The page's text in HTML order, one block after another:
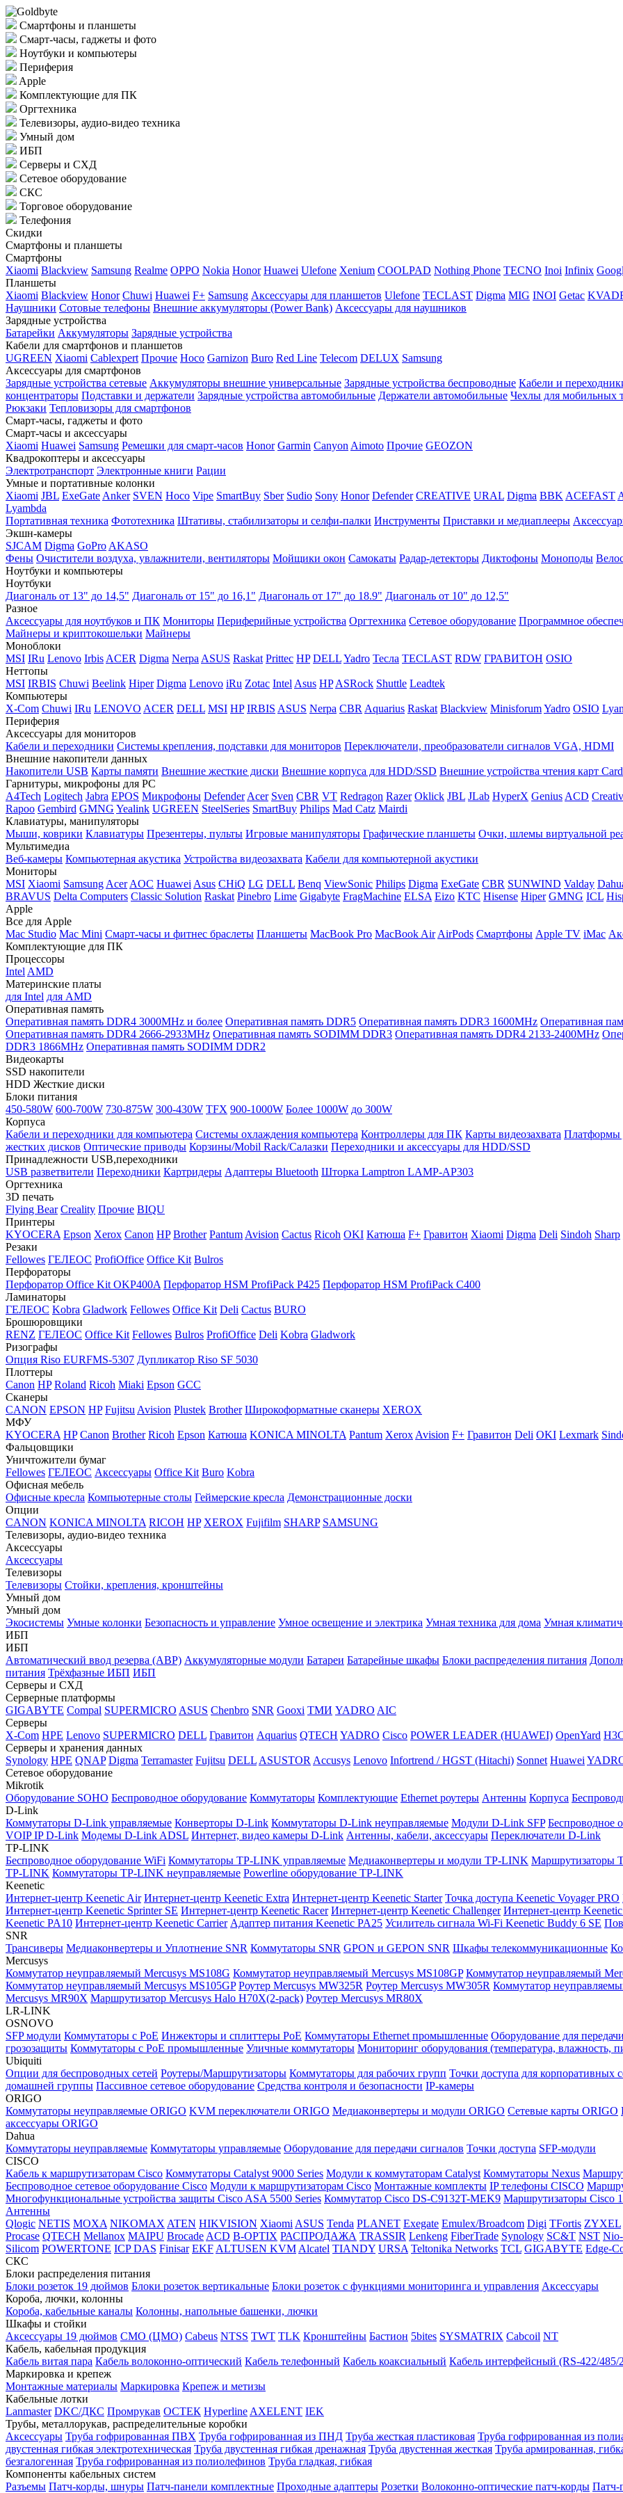
Смартфоны и планшеты
Смарт-часы, гаджеты и фото
Ноутбуки и компьютеры
Периферия
Apple
Комплектующие для ПК
Оргтехника
Телевизоры, аудио-видео техника
Умный дом
ИБП
Серверы и СХД
Сетевое оборудование
СКС
Торговое оборудование
Телефония
Скидки
Смартфоны и планшеты
Смартфоны
Xiaomi Blackview Samsung Realme OPPO Nokia Honor Huawei Ulefone Xenium COOLPAD Nothing Phone TECNO Inoi Infinix
Планшеты
Xiaomi Blackview Honor Chuwi Huawei F+ Samsung Аксессуары для планшетов Ulefone TECLAST Digma MIG INOI Getac
Наушники Сотовые телефоны Внешние аккумуляторы (Power Bank) Аксессуары для наушников
Зарядные устройства
Батарейки Аккумуляторы Зарядные устройства
Кабели для смартфонов и планшетов
UGREEN Xiaomi Cablexpert Прочие Hoco Garnizon Buro Red Line Telecom DELUX Samsung
Аксессуары для смартфонов
Зарядные устройства сетевые Аккумуляторы внешние универсальные Зарядные устройства беспроводные Кабели и
концентраторы Подставки и держатели Зарядные устройства автомобильные Держатели автомобильные Чехлы для мобильных
Рюкзаки Тепловизоры для смартфонов
Смарт-часы, гаджеты и фото
Смарт-часы и аксессуары
Xiaomi Huawei Samsung Ремешки для смарт-часов Honor Garmin Canyon Aimoto Прочие GEOZON
Квадрокоптеры и аксессуары
Электротранспорт Электронные книги Рации
Умные и портативные колонки
Xiaomi JBL ExeGate Anker SVEN Hoco Vipe SmartBuy Sber Sudio Sony Honor Defender CREATIVE URAL Digma BBK ACEFAST
Lyambda
Портативная техника Фототехника Штативы, стабилизаторы и селфи-палки Инструменты Приставки и медиаплееры
Экшн-камеры
SJCAM Digma GoPro AKASO
Фены Очистители воздуха, увлажнители, вентиляторы Мойщики окон Самокаты Радар-детекторы Диктофоны Моноподы
Ноутбуки и компьютеры
Ноутбуки
Диагональ от 13" до 14,5" Диагональ от 15" до 16,1" Диагональ от 17" до 18.9" Диагональ от 10" до 12,5"
Разное
Аксессуары для ноутбуков и ПК Мониторы Периферийные устройства Оргтехника Сетевое оборудование Программное
Майнеры и криптокошельки Майнеры
Моноблоки
MSI IRu Lenovo Irbis ACER Digma Nerpa ASUS Raskat Prittec HP DELLYadro Тесла TECLAST RDW ГРАВИТОН OSIO
Неттопы
MSI IRBIS Chuwi Beelink Hiper Digma Lenovo iRu Zotac Intel Asus HP ASRock Shuttle Leadtek
Компьютеры
X-Com Chuwi IRu LENOVO ACER DELL MSI HP IRBIS ASUS Nerpa CBR Aquarius Raskat Blackview MinisforumYadro OSIO
Периферия
Аксессуары для мониторов
Кабели и переходники Системы крепления, подставки для мониторов Переключатели, преобразователи сигналов VGA, HDMI
Внешние накопители данных
Накопители USB Карты памяти Внешние жесткие диски Внешние корпуса для HDD/SSD Внешние устройства чтения карт
Гарнитуры, микрофоны для PC
A4Tech Logitech Jabra EPOS Микрофоны Defender Acer Sven CBR VT Redragon Razer Oklick JBL JLab HyperX Genius ACD
Rapoo Gembird GMNG Yealink UGREEN SteelSeries SmartBuy Philips Mad Catz Mairdi
Клавиатуры, манипуляторы
Мыши, коврики Клавиатуры Презентеры, пульты Игровые манипуляторы Графические планшеты Очки, шлемы виртуальной
Мультимедиа
Веб-камеры Компьютерная акустика Устройства видеозахвата Кабели для компьютерной акустики
Мониторы
MSI Xiaomi Samsung Acer AOC Huawei Asus CHiQ LG DELL Benq ViewSonic Philips Digma ExeGate CBR SUNWIND Valday
BRAVUS Delta Computers Classic Solution Raskat Pinebro Lime Gigabyte FragMachine ELSA Eizo KTC Hisense Hiper GMNG ICL
Apple
Все для Apple
Mac Studio Mac Mini Смарт-часы и фитнес браслеты Планшеты MacBook Pro MacBook Air AirPods Смартфоны Apple TV iMac
Комплектующие для ПК
Процессоры
Intel AMD
Материнские платы
для Intel для AMD
Оперативная память
Оперативная память DDR4 3000MHz и более Оперативная память DDR5 Оперативная память DDR3 1600MHz Оперативная
Оперативная память DDR4 2666-2933MHz Оперативная память SODIMM DDR3 Оперативная память DDR4 2133-2400MHz
DDR3 1866MHz Оперативная память SODIMM DDR2
Видеокарты
SSD накопители
HDD Жесткие диски
Блоки питания
450-580W 600-700W 730-875W 300-430W TFX 900-1000W Более 1000W до 300W
Корпуса
Кабели и переходники для компьютера Системы охлаждения компьютера Контроллеры для ПК Карты видеозахвата Платформы
жестких дисков Оптические приводы Корзины/Mobil Rack/Салазки Переходники и аксессуары для HDD/SSD
Принадлежности USB,переходники
USB разветвители Переходники Картридеры Адаптеры Bluetooth Шторка Lamptron LAMP-AP303
Оргтехника
3D печать
Flying Bear Creality Прочие BIQU
Принтеры
KYOCERA Epson Xerox Canon HP Brother Pantum Avision Cactus Ricoh OKI Катюша F+ Гравитон Xiaomi Digma Deli Sindoh Sharp
Резаки
Fellowes ГЕЛЕОС ProfiOffice Office Kit Bulros
Перфораторы
Перфоратор Office Kit OKP400A Перфоратор HSM ProfiPack P425 Перфоратор HSM ProfiPack C400
Ламинаторы
ГЕЛЕОС Kobra Gladwork Fellowes Office Kit Deli Cactus BURO
Брошюровщики
RENZ ГЕЛЕОС Office Kit Fellowes Bulros ProfiOffice Deli Kobra Gladwork
Ризографы
Опция Riso EURFMS-5307 Дупликатор Riso SF 5030
Плоттеры
Canon HP Roland Ricoh Miaki Epson GCC
Сканеры
CANON EPSON HP Fujitsu Avision Plustek Brother Широкоформатные сканеры XEROX
МФУ
KYOCERA HP Canon Brother Ricoh Epson Катюша KONICA MINOLTA Pantum Xerox Avision F+ Гравитон Deli OKI Lexmark
Фальцовщики
Уничтожители бумаг
Fellowes ГЕЛЕОС Аксессуары Office Kit Buro Kobra
Офисная мебель
Офисные кресла Компьютерные столы Геймерские кресла Демонстрационные доски
Опции
CANON KONICA MINOLTA RICOH HP XEROX Fujifilm SHARP SAMSUNG
Телевизоры, аудио-видео техника
Аксессуары
Аксессуары
Телевизоры
Телевизоры Стойки, крепления, кронштейны
Умный дом
Умный дом
Экосистемы Умные колонки Безопасность и управление Умное освещение и электрика Умная техника для дома Умная
ИБП
ИБП
Автоматический ввод резерва (АВР) Аккумуляторные модули Батареи Батарейные шкафы Блоки распределения питания
питания Трёхфазные ИБП ИБП
Серверы и СХД
Серверные платформы
GIGABYTE Compal SUPERMICRO ASUS Chenbro SNR Gooxi ТМИ YADRO AIC
Серверы
X-Com HPE Lenovo SUPERMICRO DELL Гравитон Aquarius QTECH YADRO Cisco POWER LEADER (HUAWEI) OpenYard
Серверы и хранения данных
Synology HPE QNAP Digma Terramaster Fujitsu DELL ASUSTOR Accusys Lenovo Infortrend / HGST (Hitachi) Sonnet Huawei
Сетевое оборудование
Mikrotik
Оборудование SOHO Беспроводное оборудование Коммутаторы Комплектующие Ethernet роутеры Антенны Корпуса
D-Link
Коммутаторы D-Link управляемые Конверторы D-Link Коммутаторы D-Link неуправляемые Модули D-Link SFP Беспроводное
VOIP IP D-Link Модемы D-Link ADSL Интернет, видео камеры D-Link Антенны, кабели, аксессуары Переключатели D-Link
TP-LINK
Беспроводное оборудование WiFi Коммутаторы TP-LINK управляемые Медиаконвертеры и модули TP-LINK Маршрутизаторы
TP-LINK Коммутаторы TP-LINK неуправляемые Powerline оборудование TP-LINK
Keenetic
Интернет-центр Keenetic Air Интернет-центр Keenetic Extra Интернет-центр Keenetic Starter Точка доступа Keenetic Voyager PRO
Интернет-центр Keenetic Sprinter SE Интернет-центр Keenetic Racer Интернет-центр Keenetic Challenger Интернет-центр
Keenetic PA10 Интернет-центр Keenetic Carrier Адаптер питания Keenetic PA25 Усилитель сигнала Wi-Fi Keenetic Buddy 6 SE
SNR
Трансиверы Медиаконвертеры и Уплотнение SNR Коммутаторы SNR GPON и GEPON SNR Шкафы телекоммуникационные
Mercusys
Коммутатор неуправляемый Mercusys MS108G Коммутатор неуправляемый Mercusys MS108GP Коммутатор неуправляемый
Коммутатор неуправляемый Mercusys MS105GP Роутер Mercusys MW325R Роутер Mercusys MW305R Коммутатор
Mercusys MR90X Маршрутизатор Mercusys Halo H70X(2-pack) Роутер Mercusys MR80X
LR-LINK
OSNOVO
SFP модули Коммутаторы c PoE Инжекторы и сплиттеры PoE Коммутаторы Ethernet промышленные Оборудование для
грозозащиты Коммутаторы с PoE промышленные Уличные коммутаторы Мониторинг оборудования (температура, влажность,
Ubiquiti
Опции для беспроводных сетей Роутеры/Маршрутизаторы Коммутаторы для рабочих групп Точки доступа для корпоративных
домашней группы Пассивное сетевое оборудование Средства контроля и безопасности IP-камеры
ORIGO
Коммутаторы неуправляемые ORIGO KVM переключатели ORIGO Медиаконвертеры и модули ORIGO Сетевые карты ORIGO
аксессуары ORIGO
Dahua
Коммутаторы неуправляемые Коммутаторы управляемые Оборудование для передачи сигналов Точки доступа SFP-модули
CISCO
Кабель к маршрутизаторам Cisco Коммутаторы Catalyst 9000 Series Модули к коммутаторам Catalyst Коммутаторы Nexus
Беспроводное сетевое оборудование Cisco Модули к маршрутизаторам Cisco Монтажные комплекты IP телефоны СISCO
Многофункциональные устройства защиты Cisco ASA 5500 Series Коммутатор Cisco DS-C9132T-MEK9 Маршрутизаторы Cisco
Антенны
Qlogic NETIS MOXA NIKOMAX ATEN HIKVISION Xiaomi ASUS Tenda PLANET Exegate Emulex/Broadcom Digi TFortis ZYXEL
Procase QTECH Mellanox MAIPU Brocade ACD B-OPTIX РАСПРОДАЖА TRASSIR Lenkeng FiberTrade Synology SC&T NST
Silicom POWERTONE ICP DAS Finisar EKF ALTUSEN KVM Alcatel TIANDY URSA Teltonika Networks TCL GIGABYTE Edge-
СКС
Блоки распределения питания
Блоки розеток 19 дюймов Блоки розеток вертикальные Блоки розеток с функциями мониторинга и управления Аксессуары
Короба, лючки, колонны
Короба, кабельные каналы Колонны, напольные башенки, лючки
Шкафы и стойки
Аксессуары 19 дюймов CMO (ЦМО) Cabeus NTSS TWT TLK Кронштейны Бастион 5bites SYSMATRIX Cabcoil NT
Кабель, кабельная продукция
Кабель витая пара Кабель волоконно-оптический Кабель телефонный Кабель коаксиальный Кабель интерфейсный (RS-422/485/
Маркировка и крепеж
Монтажные материалы Маркировка Крепеж и метизы
Кабельные лотки
Lanmaster DKC/ДКС Промрукав ОСТЕК Hyperline AXELENT IEK
Трубы, металлорукав, распределительные коробки
Аксессуары Труба гофрированная ПВХ Труба гофрированная из ПНД Труба жесткая пластиковая Труба гофрированная из
двустенная гибкая электротехническая Труба двустенная гибкая дренажная Труба двустенная жесткая Труба армированная,
безгалогенная Труба гофрированная из полиолефинов Труба гладкая, гибкая
Компоненты кабельных систем
Разъемы Патч-корды, шнуры Патч-панели комплектные Проходные адаптеры Розетки Волоконно-оптические патч-корды Патч-